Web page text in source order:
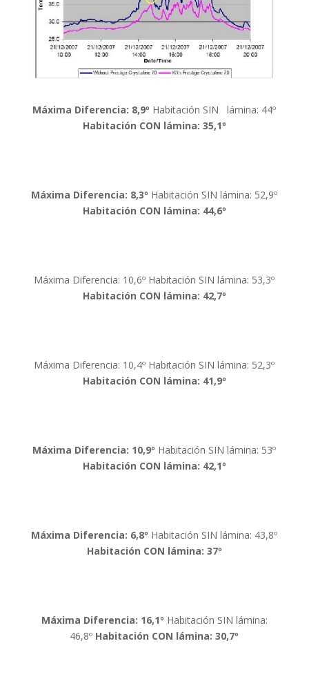
Máxima Diferencia: 8,9º Habitación SIN lámina: 44º
Habitación CON lámina: 35,1º
Máxima Diferencia: 8,3º Habitación SIN lámina: 52,9º
Habitación CON lámina: 44,6º
Máxima Diferencia: 10,6º Habitación SIN lámina: 53,3º
Habitación CON lámina: 42,7º
Máxima Diferencia: 10,4º Habitación SIN lámina: 52,3º
Habitación CON lámina: 41,9º
Máxima Diferencia: 10,9º Habitación SIN lámina: 53º
Habitación CON lámina: 42,1º
Máxima Diferencia: 6,8º Habitación SIN lámina: 43,8º
Habitación CON lámina: 37º
Máxima Diferencia: 16,1º Habitación SIN lámina:
46,8º Habitación CON lámina: 30,7º